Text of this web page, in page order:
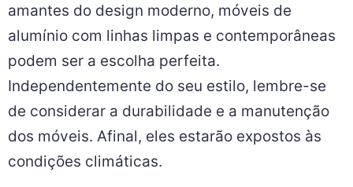
amantes do design moderno, móveis de
alumínio com linhas limpas e contemporâneas
podem ser a escolha perfeita.
Independentemente do seu estilo, lembre-se
de considerar a durabilidade e a manutenção
dos móveis. Afinal, eles estarão expostos às
condições climáticas.